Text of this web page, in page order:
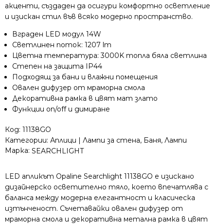
14W
1207lm
мат
злато
и
мраморна
смола
акценти, създаден да осигури комфортно осветление
и изискан стил във всяко модерно пространство.
Вграден LED модул 14W
Светлинен поток: 1207 lm
Цветна температура: 3000K топла бяла светлина
Степен на защита IP44
Подходящ за бани и влажни помещения
Овален дифузер от мраморна смола
Декоративна рамка в цвят мат злато
Функции on/off и димиране
Код: 11138GO
Категории: Аплици | Лампи за стена, Баня, Лампи
Марка: SEARCHLIGHT
LED апликът Opaline Searchlight 11138GO е изискано
дизайнерско осветително тяло, което впечатлява с
баланса между модерна елегантност и класическа
изтънченост. Съчетавайки овален дифузер от
мраморна смола и декоративна метална рамка в цвят